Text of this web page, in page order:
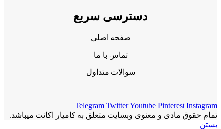
دسترسی سریع
صفحه اصلی
تماس با ما
سوالات متداول
Telegram TwitterYoutube Pinterest Instagram
تمام حقوق مادی و معنوی وبسایت متعلق به کامیار اکانت میباشد.
بستن